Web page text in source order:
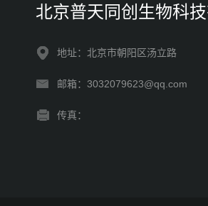
北京普天同创生物科
地址：北京市朝阳区汤立路
邮箱：3032079623@qq.com
传真：